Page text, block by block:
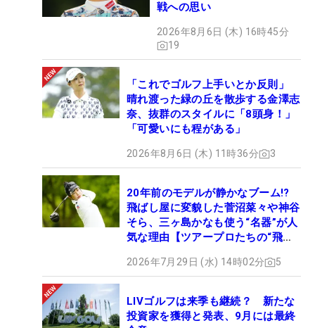
戦への思い
2026年8月6日 (木) 16時45分
19
「これでゴルフ上手いとか反則」
晴れ渡った緑の丘を散歩する金澤志
奈、抜群のスタイルに「8頭身！」
「可愛いにも程がある」
2026年8月6日 (木) 11時36分 3
20年前のモデルが静かなブーム!?
飛ばし屋に変貌した菅沼菜々や神谷
そら、三ヶ島かなも使う“名器”が人
気な理由【ツアープロたちの“飛ば
2026年7月29日 (水) 14時02分 5
LIVゴルフは来季も継続？ 新たな
投資家を獲得と発表、9月には最終